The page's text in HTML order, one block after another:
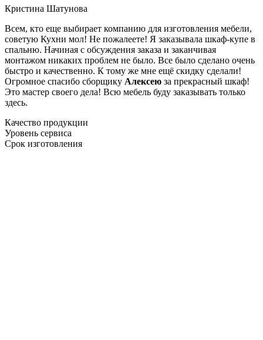
Кристина Шатунова
Всем, кто еще выбирает компанию для изготовления мебели,
советую Кухни мол! Не пожалеете! Я заказывала шкаф-купе в
спальню. Начиная с обсуждения заказа и заканчивая
монтажом никаких проблем не было. Все было сделано очень
быстро и качественно. К тому же мне ещё скидку сделали!
Огромное спасибо сборщику Алексею за прекрасный шкаф!
Это мастер своего дела! Всю мебель буду заказывать только
здесь.
Качество продукции
Уровень сервиса
Срок изготовления